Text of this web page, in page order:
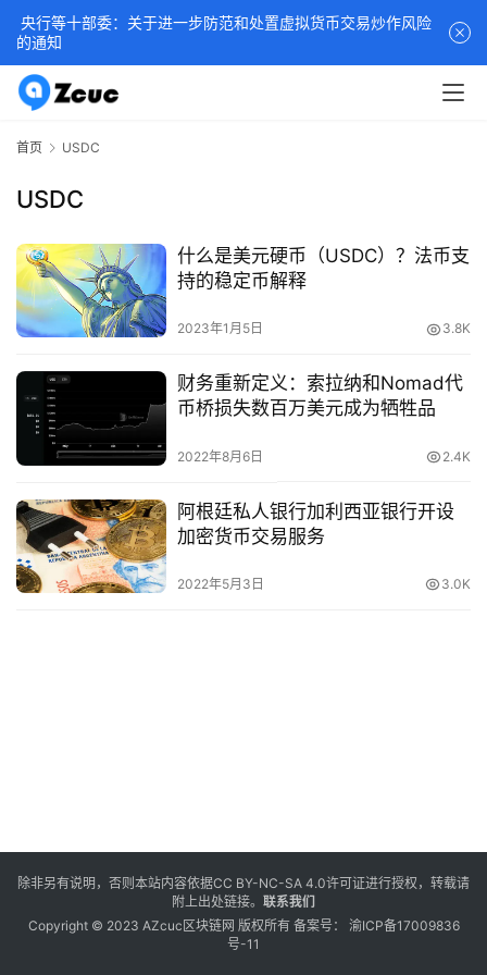
首页 USDC
USDC
什么是美元硬币（USDC）？法币支
持的稳定币解释
2023年1月5日 3.8K
财务重新定义：索拉纳和Nomad代
币桥损失数百万美元成为牺牲品
2022年8月6日 2.4K
阿根廷私人银行加利西亚银行开设
加密货币交易服务
2022年5月3日 3.0K
除非另有说明，否则本站内容依据CC BY-NC-SA 4.0许可证进行授权，转载请
附上出处链接。 联系我们
Copyright © 2023 AZcuc区块链网 版权所有 备案号： 渝ICP备17009836
号-11
央行等十部委：关于进一步防范和处置虚拟货币交易炒作风险
的通知